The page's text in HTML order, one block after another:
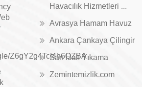
Z6gY2g4TcI4h6QZBA
Havacılık Hizmetleri ...
Avrasya Hamam Havuz
Ankara Çankaya Çilingir
Sarı Halı Yıkama
Zemintemizlik.com